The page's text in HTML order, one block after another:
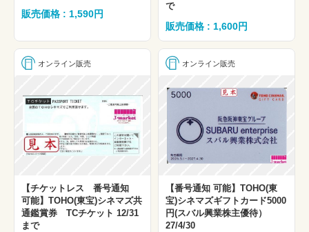
販売価格 : 1,590円
で
販売価格 : 1,600円
オンライン販売
【チケットレス 番号通知
可能】TOHO(東宝)シネマズ共
通鑑賞券 TCチケット 12/31
まで
オンライン販売
【番号通知 可能】TOHO(東
宝)シネマズギフトカード5000
円(スバル興業株主優待）
27/4/30